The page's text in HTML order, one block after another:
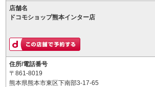
店舗名
ドコモショップ熊本インター店
住所/電話番号
〒861-8019
熊本県熊本市東区下南部3-17-65